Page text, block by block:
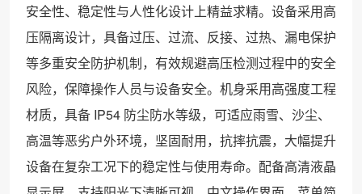
安全性、稳定性与人性化设计上精益求精。设备采用高
压隔离设计，具备过压、过流、反接、过热、漏电保护
等多重安全防护机制，有效规避高压检测过程中的安全
风险，保障操作人员与设备安全。机身采用高强度工程
材质，具备 IP54 防尘防水等级，可适应雨雪、沙尘、
高温等恶劣户外环境，坚固耐用，抗摔抗震，大幅提升
设备在复杂工况下的稳定性与使用寿命。配备高清液晶